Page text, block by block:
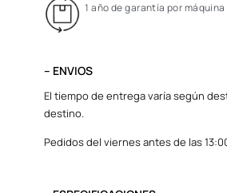
1 año de garantía por máquina
– ENVIOS
El tiempo de entrega varía según
destino.
Pedidos del viernes antes de las